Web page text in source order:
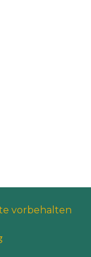
vorbehalten